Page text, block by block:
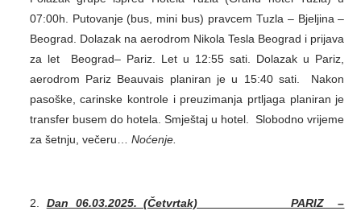
07:00h. Putovanje (bus, mini bus) pravcem Tuzla – Bjeljina –
Beograd. Dolazak na aerodrom Nikola Tesla Beograd i prijava
za let Beograd– Pariz. Let u 12:55 sati. Dolazak u Pariz,
aerodrom Pariz Beauvais planiran je u 15:40 sati. Nakon
pasoške, carinske kontrole i preuzimanja prtljaga planiran je
transfer busem do hotela. Smještaj u hotel. Slobodno vrijeme
za šetnju, večeru… Noćenje.
Dan 06.03.2025. (Četvrtak) PARIZ –